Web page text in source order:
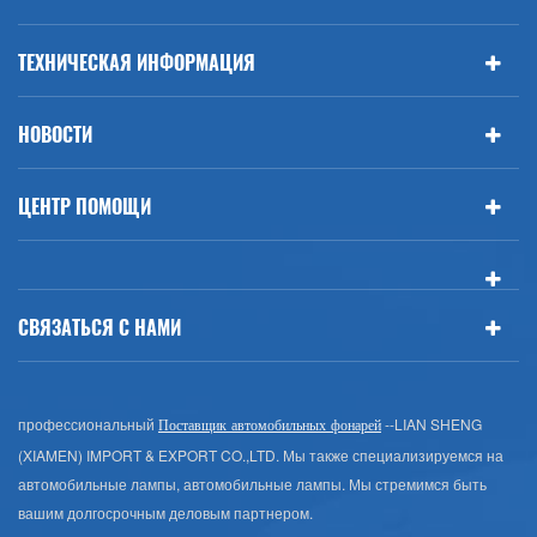
ТЕХНИЧЕСКАЯ ИНФОРМАЦИЯ
НОВОСТИ
ЦЕНТР ПОМОЩИ
СВЯЗАТЬСЯ С НАМИ
профессиональный Поставщик автомобильных фонарей--LIAN SHENG
(XIAMEN) IMPORT & EXPORT CO.,LTD. Мы также специализируемся на
автомобильные лампы, автомобильные лампы. Мы стремимся быть
вашим долгосрочным деловым партнером.